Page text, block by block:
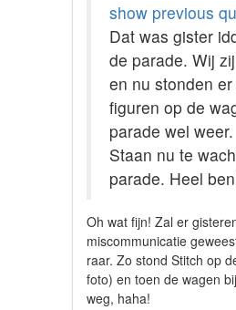
show previous
Dat was gister
de parade. Wij
en nu stonden
figuren op de
parade wel weer.
Staan nu te
parade. Heel
Oh wat fijn! Zal er
miscommunicatie
raar. Zo stond Stitch op
foto) en toen de wagen
weg, haha!